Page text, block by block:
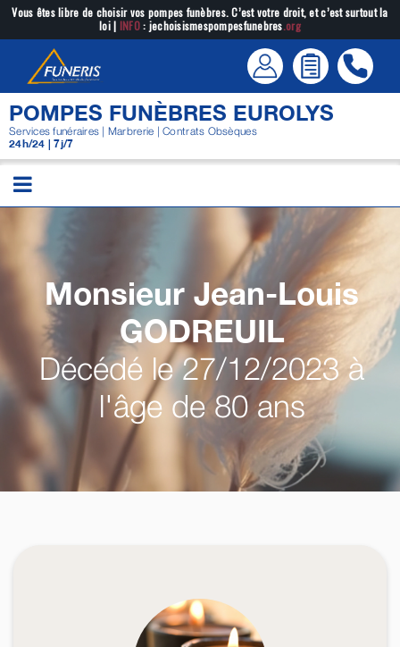
Passer
contenu
Vous êtes libre de choisir vos pompes funèbres. C’est votre droit, et c’est surtout la
loi | INFO: jechoisismespompesfunebres.org
POMPES FUNÈBRES EUROLYS
Services funéraires | Marbrerie | Contrats Obsèques
24h/24 | 7j/7
Monsieur Jean-Louis
GODREUIL
Décédé le 27/12/2023 à
l'âge de 80 ans